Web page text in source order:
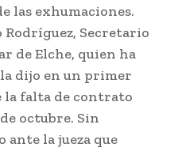
las exhumaciones.
Rodríguez, Secretario
de Elche, quien ha
dijo en un primer
la falta de contrato
octubre. Sin
ante la jueza que